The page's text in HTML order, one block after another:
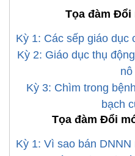
Tọa đàm
Kỳ 1: Các sếp giáo dục
Kỳ 2: Giáo dục thụ
Kỳ 3: Chìm trong
bạch
Tọa đàm Đổi
Kỳ 1: Vì sao bán